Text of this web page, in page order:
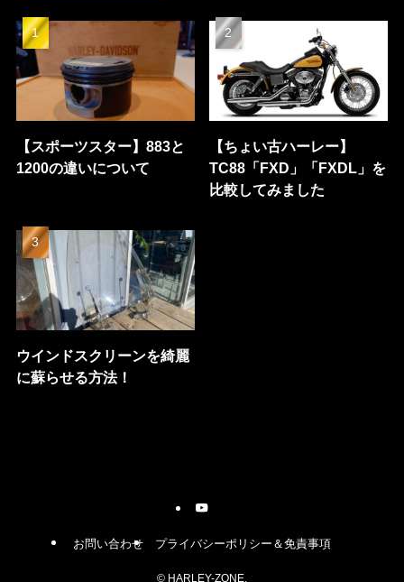
【スポーツスター】883と
1200の違いについて
【ちょい古ハーレー】
TC88「FXD」「FXDL」を
比較してみました
ウインドスクリーンを綺麗
に蘇らせる方法！
お問い合わせ プライバシーポリシー＆免責事項
© HARLEY-ZONE.